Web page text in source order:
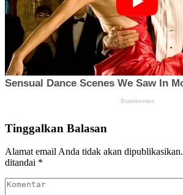
Tinggalkan Balasan
Alamat email Anda tidak akan dipublikasikan.
ditandai *